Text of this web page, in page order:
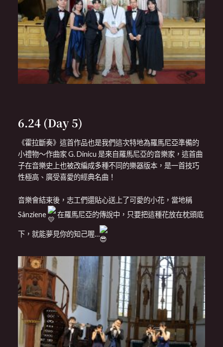
6.24 (Day 5)
《霍拉斷奏》這首作品也是我們這次特地為羅馬尼亞準備的
小禮物～作曲家 G. Dinicu 是來自羅馬尼亞的音樂家，這首曲
子在音樂史上也被改編成多種不同的樂器版本，是一首技巧
性極高、廣受喜愛的經典名曲！
音樂會結束後，志工們還貼心送上了可愛的小花，當地稱
Sânziene
在羅馬尼亞的傳說中，只要把這種花放在枕頭底
下，就能夢見你的知己喔…